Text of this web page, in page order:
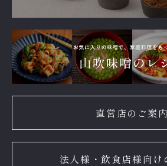
直営店のご案内
法人様・飲食店様向け